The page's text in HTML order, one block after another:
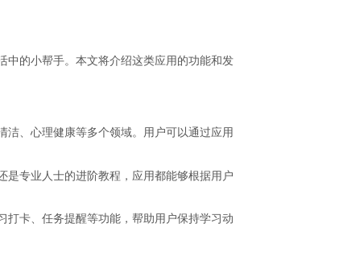
中的小帮手。本文将介绍这类应用的功能和发
、心理健康等多个领域。用户可以通过应用
是专业人士的进阶教程，应用都能够根据用户
打卡、任务提醒等功能，帮助用户保持学习动